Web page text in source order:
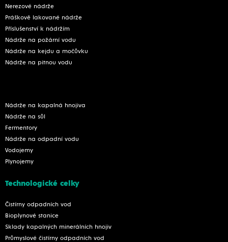
Nerezové nádrže
Práškově lakované nádrže
Příslušenství k nádržím
Nádrže na požární vodu
Nádrže na kejdu a močůvku
Nádrže na pitnou vodu
Nádrže na kapalná hnojiva
Nádrže na sůl
Fermentory
Nádrže na odpadní vodu
Vodojemy
Plynojemy
Technologické celky
Čistírny odpadních vod
Bioplynové stanice
Sklady kapalných minerálních hnojiv
Průmyslové čistírny odpadních vod